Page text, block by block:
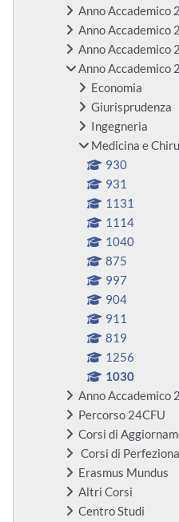
Anno Accademico
Anno Accademico
Anno Accademico
Anno Accademico
Economia
Giurisprudenza
Ingegneria
Medicina e
930
931
1131
1114
1040
875
997
904
911
819
1256
1030
Anno Accademico
Percorso 24CFU
Corsi di
Corsi di
Erasmus Mundus
Altri Corsi
Centro Studi